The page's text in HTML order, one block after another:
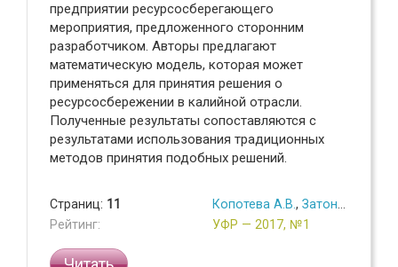
предприятии ресурсосберегающего
мероприятия, предложенного сторонним
разработчиком. Авторы предлагают
математическую модель, которая может
применяться для принятия решения о
ресурсосбережении в калийной отрасли.
Полученные результаты сопоставляются с
результатами использования традиционных
методов принятия подобных решений.
Страниц: 11
Рейтинг:
Копотева А.В. , Затонский А.В.
УФР — 2017, №1